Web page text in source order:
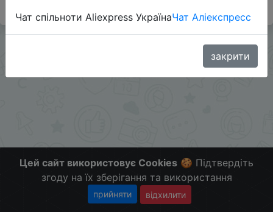
Цей сайт використовує Cookies 🍪 Підтвердіть
згоду на їх зберігання та використання
прийняти відхилити
Чат спільноти Aliexpress УкраїнаЧат Аліекспресс
закрити